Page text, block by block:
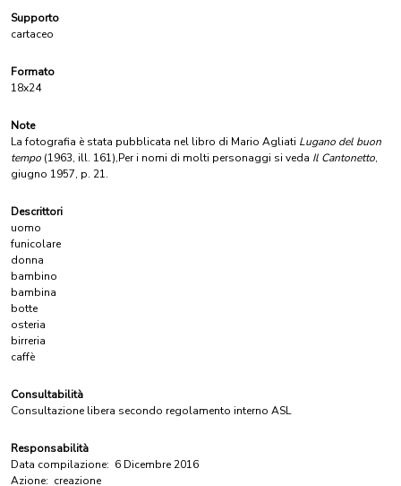
Supporto
cartaceo
Formato
18x24
Note
La fotografia è stata pubblicata nel libro di Mario Agliati Lugano del buon
tempo (1963, ill. 161),Per i nomi di molti personaggi si veda Il Cantonetto,
giugno 1957, p. 21.
Descrittori
uomo
funicolare
donna
bambino
bambina
botte
osteria
birreria
caffè
Consultabilità
Consultazione libera secondo regolamento interno ASL
Responsabilità
Data compilazione: 6 Dicembre 2016
Azione: creazione